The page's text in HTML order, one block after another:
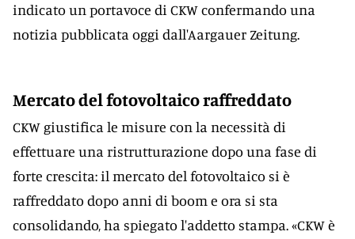
indicato un portavoce di CKW confermando una
notizia pubblicata oggi dall'Aargauer Zeitung.
Mercato del fotovoltaico raffreddato
CKW giustifica le misure con la necessità di
effettuare una ristrutturazione dopo una fase di
forte crescita: il mercato del fotovoltaico si è
raffreddato dopo anni di boom e ora si sta
consolidando, ha spiegato l'addetto stampa. «CKW è